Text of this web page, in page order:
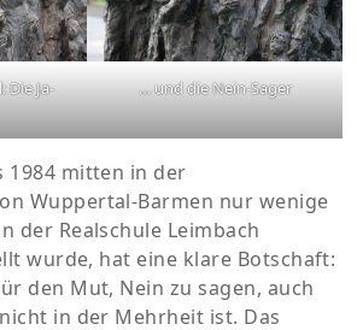
Die Ja-
… und die Nein-Sager
1984 mitten in der
Wuppertal-Barmen nur wenige
der Realschule Leimbach
wurde, hat eine klare Botschaft:
den Mut, Nein zu sagen, auch
in der Mehrheit ist. Das